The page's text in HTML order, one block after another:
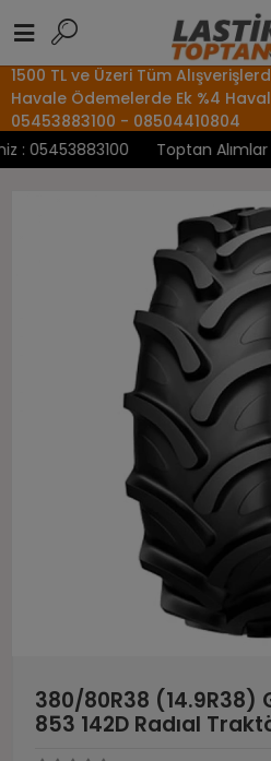
1500 TL ve Üzeri Tüm
Havale Ödemelerde Ek %4
05453883100 - 08504410804
05453883100
Toptan Alımlar
380/80R38 (14.9R38)
853 142D Radıal